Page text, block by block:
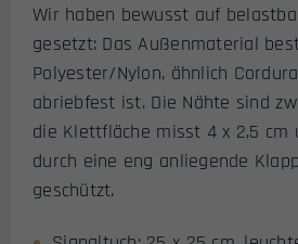
Wir haben bewusst auf
gesetzt: Das Außenmaterial
Polyester/Nylon, ähnlich
abriebfest ist. Die Nähte sind
die Klettfläche misst 4 x 2,5 cm
durch eine eng anliegende
geschützt.